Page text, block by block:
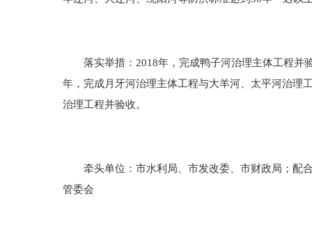
落实举措：2018年，完成鸭子河治理主体工程并
年，完成月牙河治理主体工程与大羊河、太平河治理
治理工程并验收。
牵头单位：市水利局、市发改委、市财政局；配合
管委会